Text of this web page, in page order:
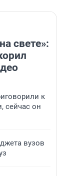
свете»:
к
сейчас он
вузов